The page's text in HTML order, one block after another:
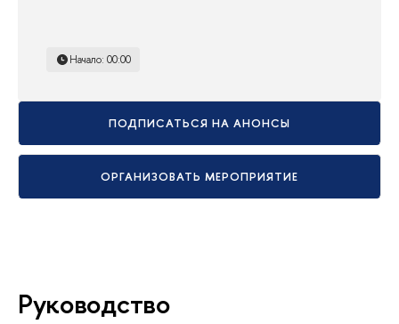
Начало: 00:00
ПОДПИСАТЬСЯ НА АНОНСЫ
ОРГАНИЗОВАТЬ МЕРОПРИЯТИЕ
Руководство